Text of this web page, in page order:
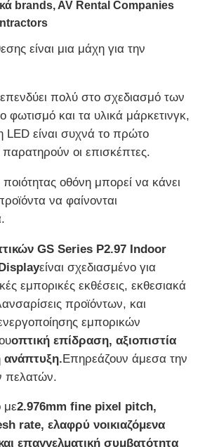
Εργοστάσιο
μαζί μας
brands, AV Rental Companies
είναι μια μάχη για την
πολύ στο σχεδιασμό των
φωτισμό και τα υλικά μάρκετινγκ,
LED είναι συχνά το πρώτο
παρατηρούν οι επισκέπτες.
οθόνη μπορεί να κάνει
να φαίνονται
GS Series P2.97 Indoor
είναι σχεδιασμένο για
εμπορικές εκθέσεις, εκθεσιακά
προϊόντων, και
εμπορικών
οπτική επίδραση, αξιοπιστία
ανάπτυξη.Επηρεάζουν άμεσα την
πελατών.
με2.976mm fine pixel pitch,
rate, ελαφρύ νοικιαζόμενα
επαγγελματική συμβατότητα